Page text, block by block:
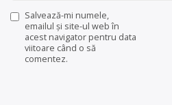
Salvează-mi numele,
emailul și site-ul web în
acest navigator pentru data
viitoare când o să
comentez.